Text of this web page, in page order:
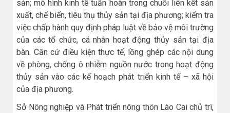
sản; mô hình kinh tế tuần hoàn trong chuỗi liên kết sản
xuất, chế biến, tiêu thụ thủy sản tại địa phương; kiểm tra
việc chấp hành quy định pháp luật về bảo vệ môi trường
của các tổ chức, cá nhân hoạt động thủy sản tại địa
bàn. Căn cứ điều kiện thực tế, lồng ghép các nội dung
về phòng, chống ô nhiễm nguồn nước trong hoạt động
thủy sản vào các kế hoạch phát triển kinh tế – xã hội
của địa phương.
Sở Nông nghiệp và Phát triển nông thôn Lào Cai chủ trì,